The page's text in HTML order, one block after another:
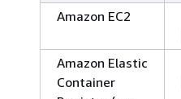
Amazon EC2
Amazon Elastic
Container